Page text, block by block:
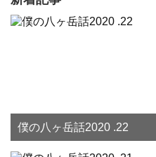
僕の八ヶ岳話2020 .22